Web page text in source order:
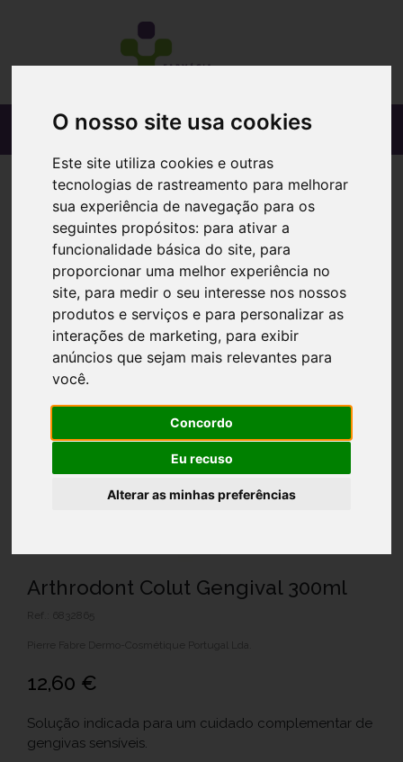
O nosso site usa cookies
Este site utiliza cookies e outras
tecnologias de rastreamento para melhorar
sua experiência de navegação para os
seguintes propósitos: para ativar a
funcionalidade básica do site, para
proporcionar uma melhor experiência no
site, para medir o seu interesse nos nossos
produtos e serviços e para personalizar as
interações de marketing, para exibir
anúncios que sejam mais relevantes para
você.
Concordo
Eu recuso
Alterar as minhas preferências
Arthrodont Colut Gengival 300ml
Ref.: 6832865
Pierre Fabre Dermo-Cosmétique Portugal Lda.
12,60 €
Solução indicada para um cuidado complementar de
gengivas sensíveis.